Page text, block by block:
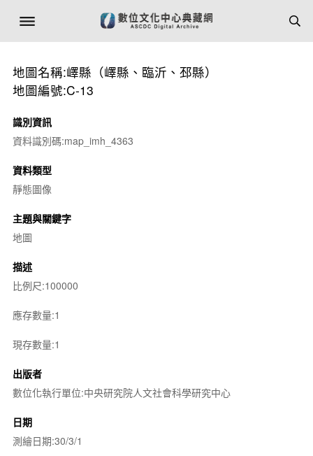
地圖名稱:嶧縣（嶧縣、臨沂、邳縣）
地圖編號:C-13
識別資訊
資料識別碼:map_imh_4363
資料類型
靜態圖像
主題與關鍵字
地圖
描述
比例尺:100000
應存數量:1
現存數量:1
出版者
數位化執行單位:中央研究院人文社會科學研究中心
日期
測繪日期:30/3/1